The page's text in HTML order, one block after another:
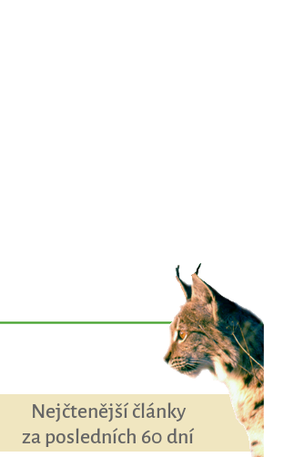
Nejčtenější články
za posledních 60 dní